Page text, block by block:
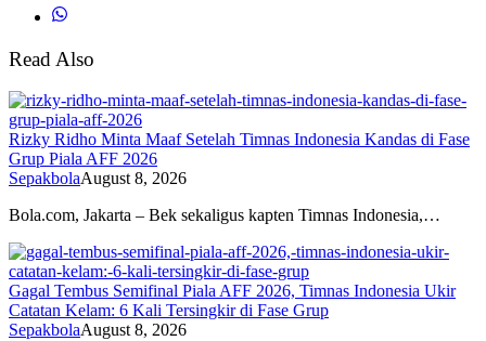
Read Also
Rizky Ridho Minta Maaf Setelah Timnas Indonesia Kandas di Fase
Grup Piala AFF 2026
SepakbolaAugust 8, 2026
Bola.com, Jakarta – Bek sekaligus kapten Timnas Indonesia,…
Gagal Tembus Semifinal Piala AFF 2026, Timnas Indonesia Ukir
Catatan Kelam: 6 Kali Tersingkir di Fase Grup
SepakbolaAugust 8, 2026